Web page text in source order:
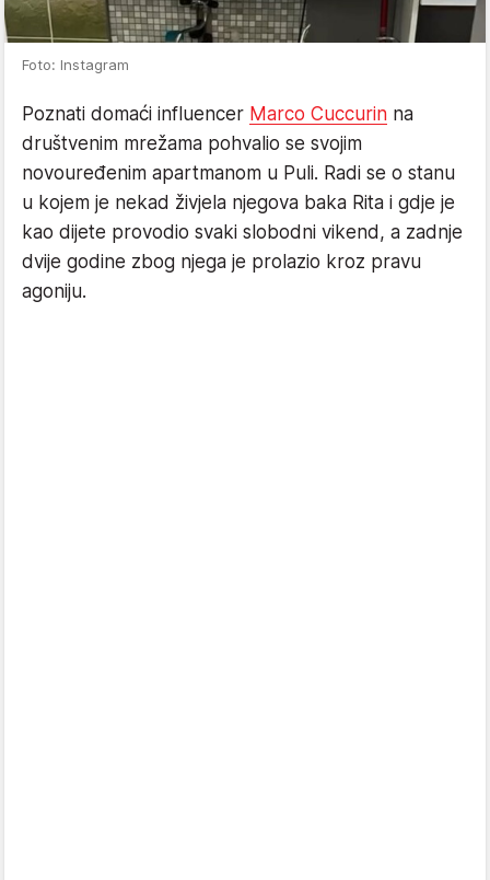
Foto: Instagram
Poznati domaći influencer Marco Cuccurin na
društvenim mrežama pohvalio se svojim
novouređenim apartmanom u Puli. Radi se o stanu
u kojem je nekad živjela njegova baka Rita i gdje je
kao dijete provodio svaki slobodni vikend, a zadnje
dvije godine zbog njega je prolazio kroz pravu
agoniju.